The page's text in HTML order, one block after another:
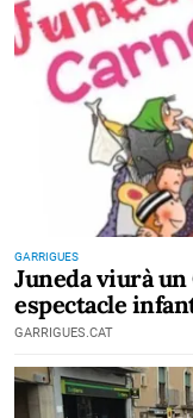
GARRIGUES
Juneda viurà
espectacle
GARRIGUES.CAT